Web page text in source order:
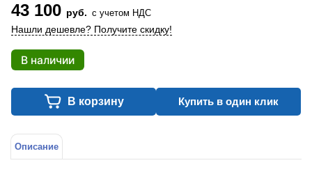
43 100 руб. с учетом НДС
Нашли дешевле? Получите скидку!
В наличии
В корзину Купить в один клик
Описание